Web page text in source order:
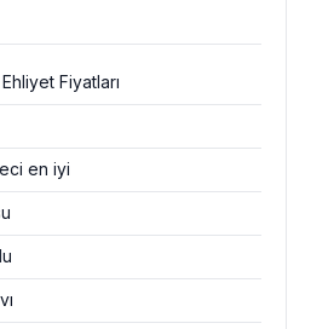
Fiyatları
en iyi